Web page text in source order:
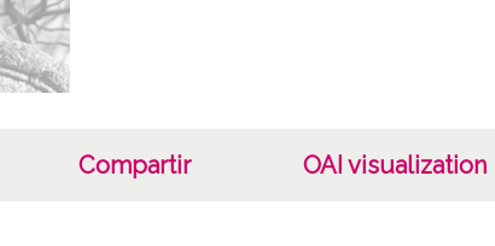
Compartir OAI visualization